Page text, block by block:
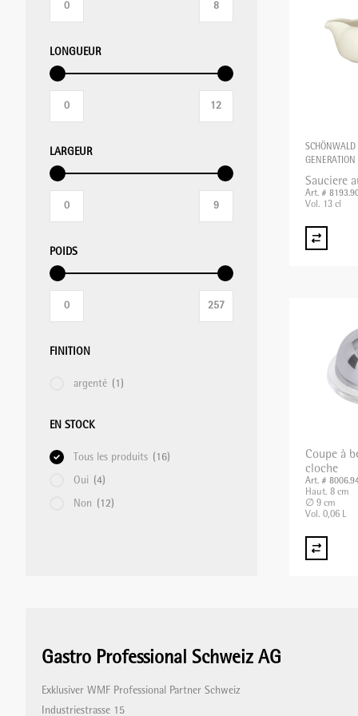
APPAREILS DE MISE SOUS VIDE
LONGUEUR
LARGEUR
POIDS
FINITION
argenté (1)
EN STOCK
Tous les produits (16)
Oui (4)
Non (12)
SCHÖNWALD
GENERATION
Sauciere
Art. #
Vol. 13 cl
Coupe à
cloche
Art. #
Haut. 8 cm
∅ 9 cm
Vol. 0,06 L
Gastro Professional Schweiz AG
Exklusiver WMF Professional Partner Schweiz
Industriestrasse 15